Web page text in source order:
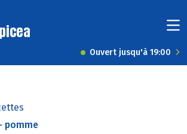
Ouvert jusqu'à 19:00
pomme